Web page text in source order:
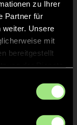
zu Ihrer
Partner für
weiter. Unsere
mit
bereitgestellt